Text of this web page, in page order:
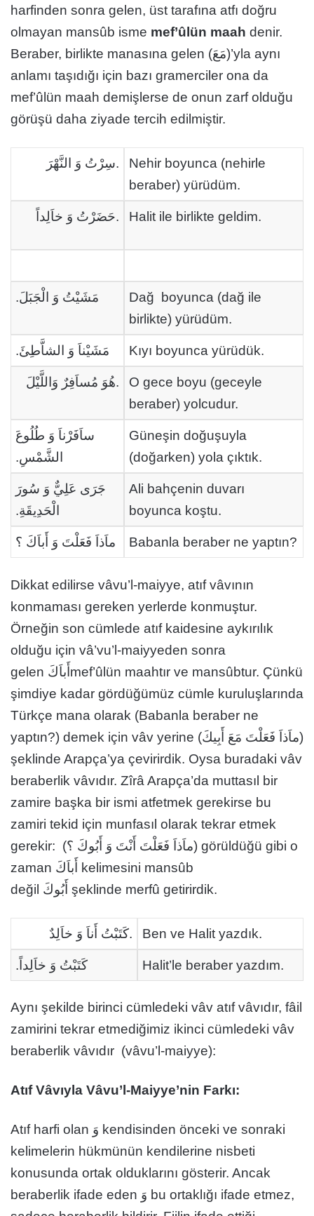
harfinden sonra gelen, üst tarafına atfı doğru
olmayan mansûb isme mef’ûlün maah denir.
Beraber, birlikte manasına gelen (مَعَ)’yla aynı
anlamı taşıdığı için bazı gramerciler ona da
mef’ûlün maah demişlerse de onun zarf olduğu
görüşü daha ziyade tercih edilmiştir.
سِرْتُ وَ النَّهْرَ.
Nehir boyunca (nehirle
beraber) yürüdüm.
حَضَرْتُ وَ خاَلِداً. Halit ile birlikte geldim.
مَشَيْتُ وَ الْجَبَلَ.
Dağ boyunca (dağ ile
birlikte) yürüdüm.
مَشَيْناَ وَ الشاَّطِئَ. Kıyı boyunca yürüdük.
هُوَ مُساَفِرٌ وَاللَّيْلَ.
O gece boyu (geceyle
beraber) yolcudur.
ساَفَرْناَ وَ طُلُوعَ
الشَّمْسِ.
Güneşin doğuşuyla
(doğarken) yola çıktık.
جَرَى عَلِيٌّ وَ سُورَ
الْحَدِيقَةِ.
Ali bahçenin duvarı
boyunca koştu.
ماَذاَ فَعَلْتَ وَ أَباَكَ ؟ Babanla beraber ne yaptın?
Dikkat edilirse vâvu’l-maiyye, atıf vâvının
konmaması gereken yerlerde konmuştur.
Örneğin son cümlede atıf kaidesine aykırılık
olduğu için vâ’vu’l-maiyyeden sonra
gelen أَباَكَmef’ûlün maahtır ve mansûbtur. Çünkü
şimdiye kadar gördüğümüz cümle kuruluşlarında
Türkçe mana olarak (Babanla beraber ne
yaptın?) demek için vâv yerine (ماَذاَ فَعَلْتَ مَعَ أَبِيكَ)
şeklinde Arapça’ya çevirirdik. Oysa buradaki vâv
beraberlik vâvıdır. Zîrâ Arapça’da muttasıl bir
zamire başka bir ismi atfetmek gerekirse bu
zamiri tekid için munfasıl olarak tekrar etmek
gerekir: (ماَذاَ فَعَلْتَ أَنْتَ وَ أَبُوكَ ؟) görüldüğü gibi o
zaman أَباَكَ kelimesini mansûb
değil أَبُوكَ şeklinde merfû getirirdik.
كَتَبْتُ أَناَ وَ خاَلِدٌ. Ben ve Halit yazdık.
كَتَبْتُ وَ خاَلِداً. Halit’le beraber yazdım.
Aynı şekilde birinci cümledeki vâv atıf vâvıdır, fâil
zamirini tekrar etmediğimiz ikinci cümledeki vâv
beraberlik vâvıdır (vâvu’l-maiyye):
Atıf Vâvıyla Vâvu’l-Maiyye’nin Farkı:
Atıf harfi olan وَ kendisinden önceki ve sonraki
kelimelerin hükmünün kendilerine nisbeti
konusunda ortak olduklarını gösterir. Ancak
beraberlik ifade eden وَ bu ortaklığı ifade etmez,